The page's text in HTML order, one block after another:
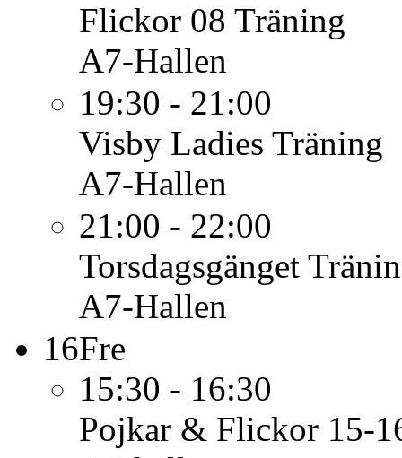
Flickor 08 Träning
A7-Hallen
19:30 - 21:00
Visby Ladies Träning
A7-Hallen
21:00 - 22:00
Torsdagsgänget
A7-Hallen
16Fre
15:30 - 16:30
Pojkar & Flickor 15-